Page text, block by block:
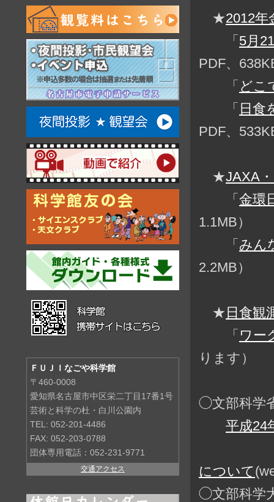
★2012年
「 5月
PDF、
「 どこ
「 日食
PDF、
★JAXA
「 金環
1.1MB）
「 みん
2.2MB）
★日食観
「 ワー
ります）
◯文部科学
平成24
について
◯文部科学
ＦＵＪＩなごや科学館
〒460-0008
愛知県名古屋市中区栄二丁目17番1号
芸術と科学の杜・白川公園内
TEL: 052-201-4486
FAX: 052-203-0788
団体専用電話：052-231-9771
交通アクセス